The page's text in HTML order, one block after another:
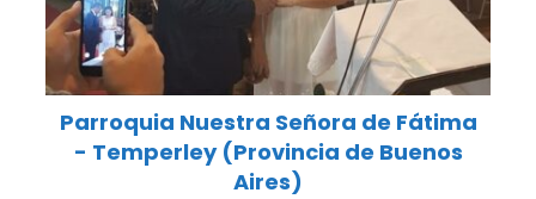
Parroquia Nuestra Señora de Fátima
- Temperley (Provincia de Buenos
Aires)